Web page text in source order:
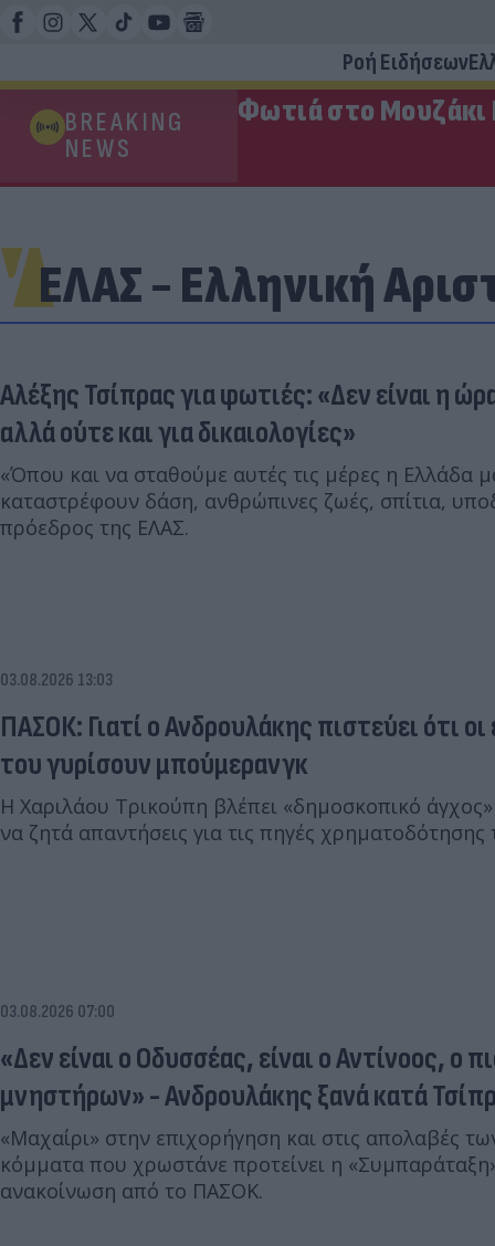
Ροή Ειδήσεων
BREAKING
NEWS
Φωτιά στο Μουζάκι
ΕΛΑΣ - Ελληνική
Αλέξης Τσίπρας για φωτιές: «Δεν είναι η
αλλά ούτε και για δικαιολογίες»
«Όπου και να σταθούμε αυτές τις μέρες η Ελλάδα
καταστρέφουν δάση, ανθρώπινες ζωές, σπίτια,
πρόεδρος της ΕΛΑΣ.
03.08.2026 13:03
ΠΑΣΟΚ: Γιατί ο Ανδρουλάκης πιστεύει ότι
του γυρίσουν μπούμερανγκ
Η Χαριλάου Τρικούπη βλέπει «δημοσκοπικό άγχος» στην
να ζητά απαντήσεις για τις πηγές χρηματοδότησης
03.08.2026 07:00
«Δεν είναι ο Οδυσσέας, είναι ο Αντίνοος, ο
μνηστήρων» - Ανδρουλάκης ξανά κατά
«Μαχαίρι» στην επιχορήγηση και στις απολαβές
κόμματα που χρωστάνε προτείνει η
ανακοίνωση από το ΠΑΣΟΚ.